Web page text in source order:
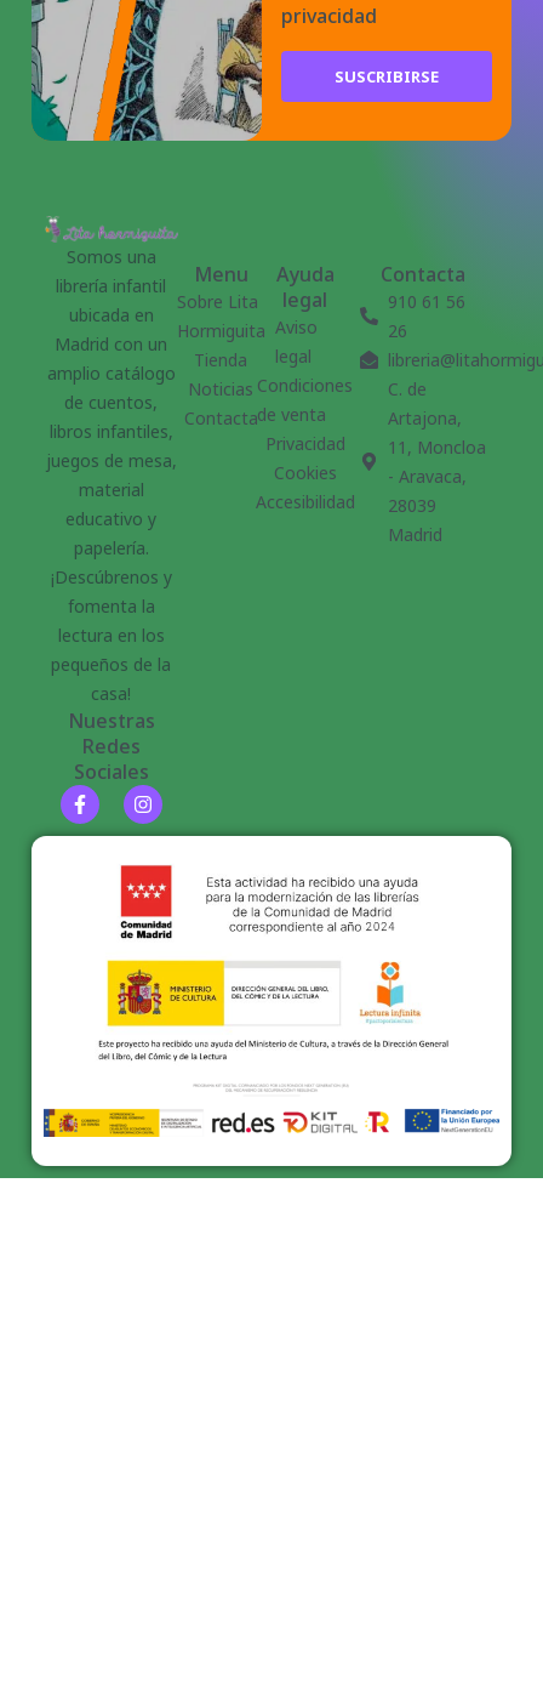
privacidad
SUSCRIBIRSE
Somos una
librería infantil
ubicada en
Madrid con un
amplio catálogo
de cuentos,
libros infantiles,
juegos de mesa,
material
educativo y
papelería.
¡Descúbrenos y
fomenta la
lectura en los
pequeños de la
casa!
Nuestras
Redes
Sociales
Menu
Sobre Lita
Hormiguita
Tienda
Noticias
Contacta
Ayuda
legal
Aviso
legal
Condiciones
de venta
Privacidad
Cookies
Accesibilidad
Contacta
910 61 56
26
C. de
Artajona,
11, Moncloa
- Aravaca,
28039
Madrid